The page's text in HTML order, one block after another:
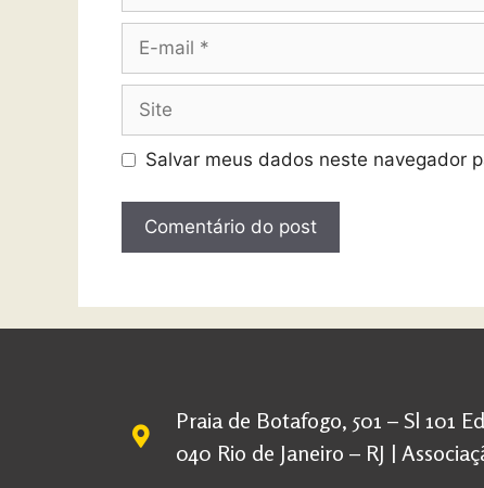
Salvar meus dados neste navegador
Praia de Botafogo, 501 – Sl 101
040 Rio de Janeiro – RJ |